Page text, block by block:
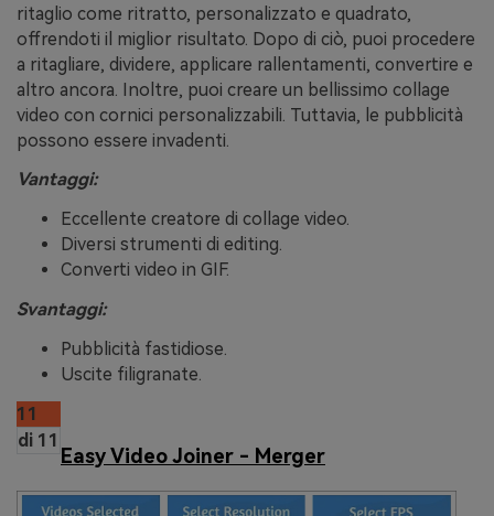
ritaglio come ritratto, personalizzato e quadrato,
offrendoti il miglior risultato. Dopo di ciò, puoi procedere
a ritagliare, dividere, applicare rallentamenti, convertire e
altro ancora. Inoltre, puoi creare un bellissimo collage
video con cornici personalizzabili. Tuttavia, le pubblicità
possono essere invadenti.
Vantaggi:
Eccellente creatore di collage video.
Diversi strumenti di editing.
Converti video in GIF.
Svantaggi:
Pubblicità fastidiose.
Uscite filigranate.
11
di 11
Easy Video Joiner - Merger